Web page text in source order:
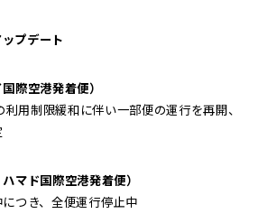
プデート
際空港発着便）
用制限緩和に伴い一部便の運行を再開、
マド国際空港発着便）
つき、全便運行停止中